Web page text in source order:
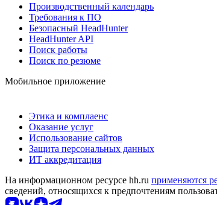
Производственный календарь
Требования к ПО
Безопасный HeadHunter
HeadHunter API
Поиск работы
Поиск по резюме
Мобильное приложение
Этика и комплаенс
Оказание услуг
Использование сайтов
Защита персональных данных
ИТ аккредитация
На информационном ресурсе hh.ru применяются
сведений, относящихся к предпочтениям